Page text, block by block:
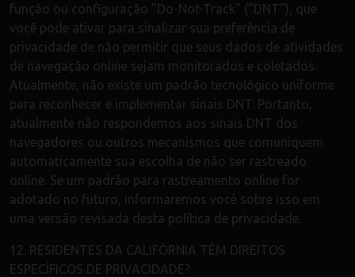
função ou configuração "Do-Not-Track" ("DNT"), que
você pode ativar para sinalizar sua preferência de
privacidade de não permitir que seus dados de atividades
de navegação online sejam monitorados e coletados.
Atualmente, não existe um padrão tecnológico uniforme
para reconhecer e implementar sinais DNT. Portanto,
atualmente não respondemos aos sinais DNT dos
navegadores ou outros mecanismos que comuniquem
automaticamente sua escolha de não ser rastreado
online. Se um padrão para rastreamento online for
adotado no futuro, informaremos você sobre isso em
uma versão revisada desta política de privacidade.
12. RESIDENTES DA CALIFÓRNIA TÊM DIREITOS
ESPECÍFICOS DE PRIVACIDADE?